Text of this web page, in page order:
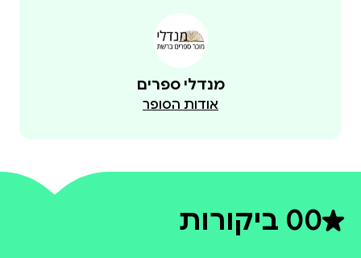
מנדלי ספרים
אודות הסופר
0דירוג ממוצע 0 מתוך 5
0 ביקורות